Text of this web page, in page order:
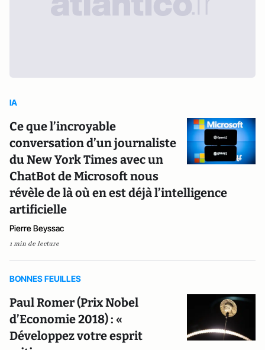
IA
Ce que l’incroyable
conversation d’un journaliste
du New York Times avec un
ChatBot de Microsoft nous
révèle de là où en est déjà l’intelligence
artificielle
Pierre Beyssac
1 min de lecture
BONNES FEUILLES
Paul Romer (Prix Nobel
d’Economie 2018) : «
Développez votre esprit